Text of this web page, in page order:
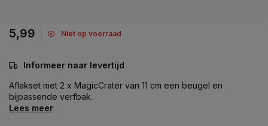
5,99 Niet op voorraad
Informeer naar levertijd
Aflakset met 2 x MagicCrater van 11 cm een beugel en
bijpassende verfbak.
Lees meer